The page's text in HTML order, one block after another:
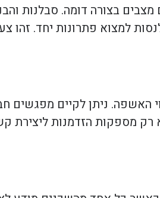
בצורה דומה. סבלנות
למצוא פתרונות יחד. זהו
ניתן לקיים מפגשים
רק מספקות הזדמנות ליצירת